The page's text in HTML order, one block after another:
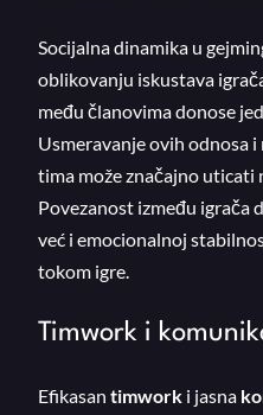
Socijalna dinamika u
oblikovanju iskustava
među članovima donose
Usmeravanje ovih odnosa
tima može značajno uticati
Povezanost između igrača
već i emocionalnoj
tokom igre.
Timwork i
Efikasan timwork i jasna